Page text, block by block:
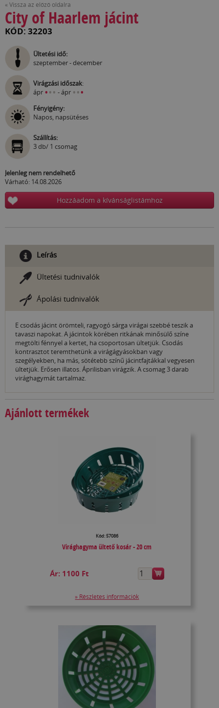
« Vissza az előző oldalra
City of Haarlem jácint
KÓD: 32203
Ültetési idő:
szeptember - december
Virágzási időszak:
ápr ••• - ápr •••
Fényigény:
Napos, napsütéses
Szállítás:
3 db/ 1 csomag
Jelenleg nem rendelhető
Várható: 14.08.2026
Hozzáadom a kívánságlistámhoz
Leírás
Ültetési tudnivalók
Ápolási tudnivalók
E csodás jácint örömteli, ragyogó sárga virágai szebbé teszik a
tavaszi napokat. A jácintok körében ritkának minősülő színe
megtölti fénnyel a kertet, ha csoportosan ültetjük. Csodás
kontrasztot teremthetünk a virágágyásokban vagy
szegélyekben, ha más, sötétebb színű jácintfajtákkal vegyesen
ültetjük. Erősen illatos. Áprilisban virágzik. A csomag 3 darab
virághagymát tartalmaz.
Ajánlott termékek
Kód: 57086
Virághagyma ültető kosár - 20 cm
Ár: 1100 Ft
» Részletes információk